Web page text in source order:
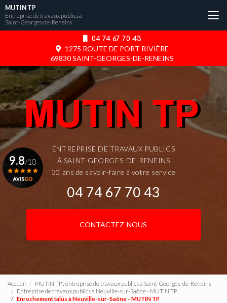
Aller
au
contenu
04 74 67 70 43
1275 ROUTE DE PORT RIVIÈRE
69830 SAINT-GEORGES-DE-RENEINS
MUTIN TP
Entreprise de travaux publics à
Saint-Georges-de-Reneins
ENTREPRISE DE TRAVAUX PUBLICS
À SAINT-GEORGES-DE-RENEINS
30 ans de savoir-faire à votre service
04 74 67 70 43
CONTACTEZ-NOUS
9.8/10
Accueil
MUTIN TP : entreprise de travaux publics à Saint-Georges-de-Reneins
Entreprise de travaux publics à Neuville-sur-Saône - MUTIN TP
Enrochement talus à Neuville-sur-Saône - MUTIN TP